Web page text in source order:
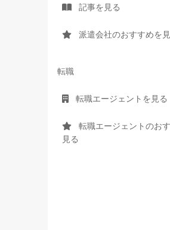
記事を見る
派遣会社のおすすめを
転職
転職エージェントを見る
転職エージェントのお
見る